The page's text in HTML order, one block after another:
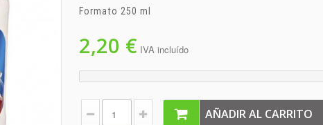
Formato 250 ml
2,20 € IVA incluído
AÑADIR AL CARRITO